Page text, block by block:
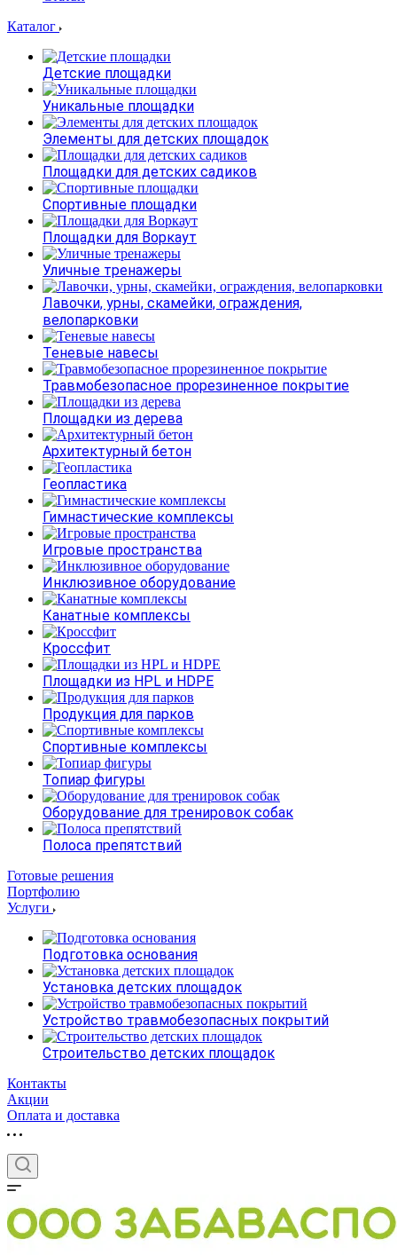
Каталог
Детские площадки
Уникальные площадки
Элементы для детских площадок
Площадки для детских садиков
Спортивные площадки
Площадки для Воркаут
Уличные тренажеры
Лавочки, урны, скамейки, ограждения,
велопарковки
Теневые навесы
Травмобезопасное прорезиненное покрытие
Площадки из дерева
Архитектурный бетон
Геопластика
Гимнастические комплексы
Игровые пространства
Инклюзивное оборудование
Канатные комплексы
Кроссфит
Площадки из HPL и HDPE
Продукция для парков
Спортивные комплексы
Топиар фигуры
Оборудование для тренировок собак
Полоса препятствий
Готовые решения
Портфолию
Услуги
Подготовка основания
Установка детских площадок
Устройство травмобезопасных покрытий
Строительство детских площадок
Контакты
Акции
Оплата и доставка